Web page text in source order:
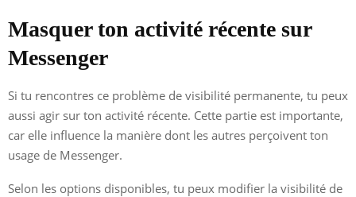
Masquer ton activité récente sur
Messenger
Si tu rencontres ce problème de visibilité permanente, tu peux
aussi agir sur ton activité récente. Cette partie est importante,
car elle influence la manière dont les autres perçoivent ton
usage de Messenger.
Selon les options disponibles, tu peux modifier la visibilité de